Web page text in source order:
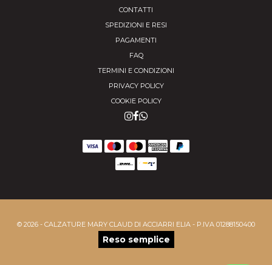
CONTATTI
SPEDIZIONI E RESI
PAGAMENTI
FAQ
TERMINI E CONDIZIONI
PRIVACY POLICY
COOKIE POLICY
© 2026 - CALZATURE MARY CLAUD DI ACCIARRI ELIA - P.IVA 01288150400
Reso semplice